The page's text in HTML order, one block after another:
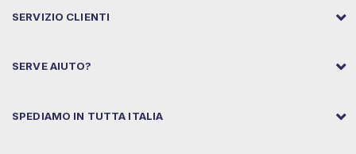
SERVIZIO CLIENTI
SERVE AIUTO?
SPEDIAMO IN TUTTA ITALIA